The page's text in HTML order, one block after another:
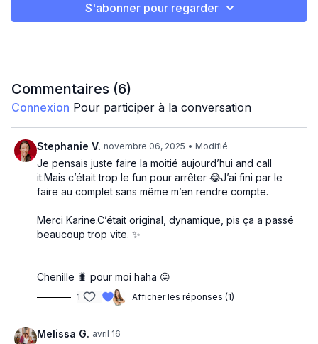
Au menu: Cardio, coordination et PLAISIR!
Deuxième bloc
1 min mouvements primitifs
30 sec exercices Cardio
S'abonner pour regarder
Commentaires (6)
Connexion Pour participer à la conversation
Stephanie V. novembre 06, 2025 • Modifié
Je pensais juste faire la moitié aujourd’hui and call
it.Mais c’était trop le fun pour arrêter 😂J’ai fini par le
faire au complet sans même m’en rendre compte.
Merci Karine.C’était original, dynamique, pis ça a passé
beaucoup trop vite. ✨
Chenille 🐛 pour moi haha 😛
1 Afficher les réponses (1)
Melissa G. avril 16